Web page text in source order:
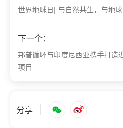
世界地球日| 与自然共生，与地
下一个：
邦普循环与印度尼西亚携手打造
项目
分享